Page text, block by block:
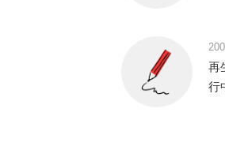
再
行